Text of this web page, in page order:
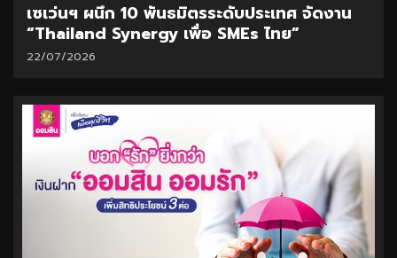
เซเว่นฯ ผนึก 10 พันธมิตรระดับประเทศ จัดงาน
“Thailand Synergy เพื่อ SMEs ไทย”
22/07/2026